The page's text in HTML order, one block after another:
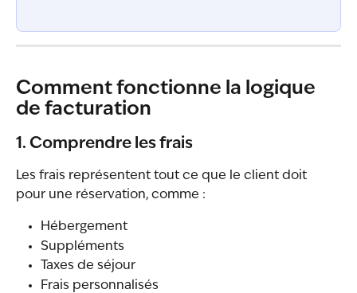
Comment fonctionne la logique
de facturation
1. Comprendre les frais
Les frais représentent tout ce que le client doit
pour une réservation, comme :
Hébergement
Suppléments
Taxes de séjour
Frais personnalisés